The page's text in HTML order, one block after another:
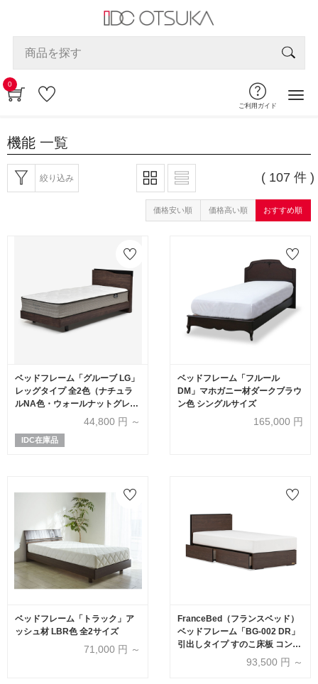
0
ご利用ガイド
機能 一覧
絞り込み ( 107 件 )
価格安い順 価格高い順 おすすめ順
ベッドフレーム「グルーブ LG」
レッグタイプ 全2色（ナチュラ
ルNA色・ウォールナットグレー
WNG色）全5サイズ44,800 円 ～
IDC在庫品
ベッドフレーム「フルール
DM」マホガニー材ダークブラウ
ン色 シングルサイズ
165,000 円
ベッドフレーム「トラック」ア
ッシュ材 LBR色 全2サイズ
71,000 円 ～
FranceBed（フランスベッド）
ベッドフレーム「BG-002 DR」
引出しタイプ すのこ床板 コンセ
ント付き ウォールナット色
93,500 円 ～